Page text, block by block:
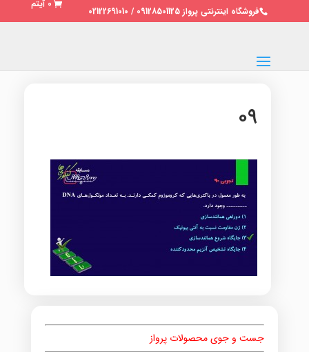
فروشگاه اینترنتی پرواز 09128501125 / 02122691010
0 آیتم
۰۹
جست و جوی محصولات پرواز